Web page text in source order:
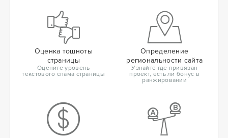
Оценка тошноты
страницы
Оцените уровень
текстового спама страницы
Определение
региональности сайта
Узнайте где привязан
проект, есть ли бонус в
ранжировании